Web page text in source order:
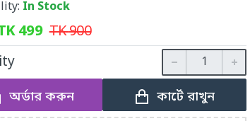
In Stock
499 TK900
অর্ডার করুন কার্টে রাখুন